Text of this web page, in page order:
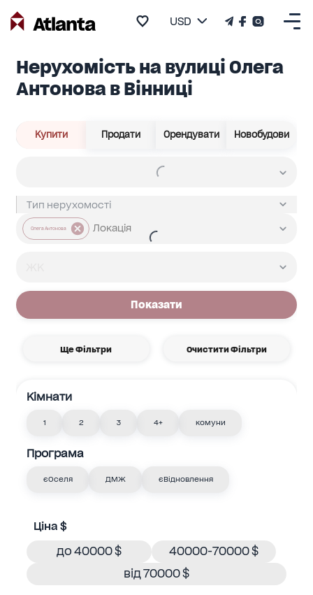
USD
Нерухомість на вулиці Олега
Антонова в Вінниці
Купити Продати Орендувати Новобудови
Олега Антонова
Показати
Ще Фільтри Очистити Фільтри
Кімнати
1 2 3 4+ комуни
Програма
єОселя ДМЖ єВідновлення
Ціна $
до 40000 $
40000-70000 $
від 70000 $